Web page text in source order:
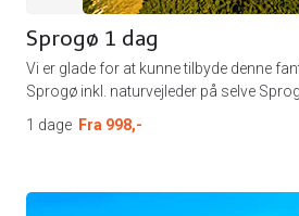
Sprogø 1 dag
Vi er glade for at kunne tilbyde denne
Sprogø inkl. naturvejleder på selve
1 dage Fra 998,-